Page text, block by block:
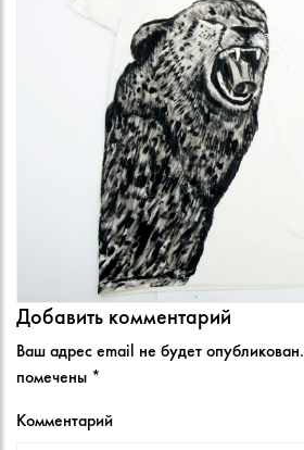
Добавить комментарий
Ваш адрес email не будет опубликован.
помечены *
Комментарий